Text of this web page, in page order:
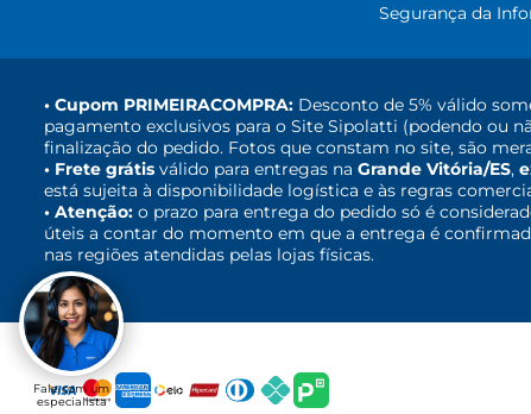
Segurança da
• Cupom PRIMEIRACOMPRA: Desconto de 5% válido
pagamento exclusivos para o Site Sipolatti (podendo ou
finalização do pedido. Fotos que constam no site, são
• Frete grátis válido para entregas na Grande Vitória/ES,
está sujeita à disponibilidade logística e às regras
• Atenção: o prazo para entrega do pedido só é
úteis a contar do momento em que a entrega é
nas regiões atendidas pelas lojas físicas.
Fale com um
especialista